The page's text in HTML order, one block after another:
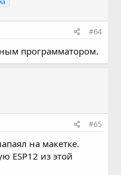
#64
программатором.
#65
на макетке.
ESP12 из этой